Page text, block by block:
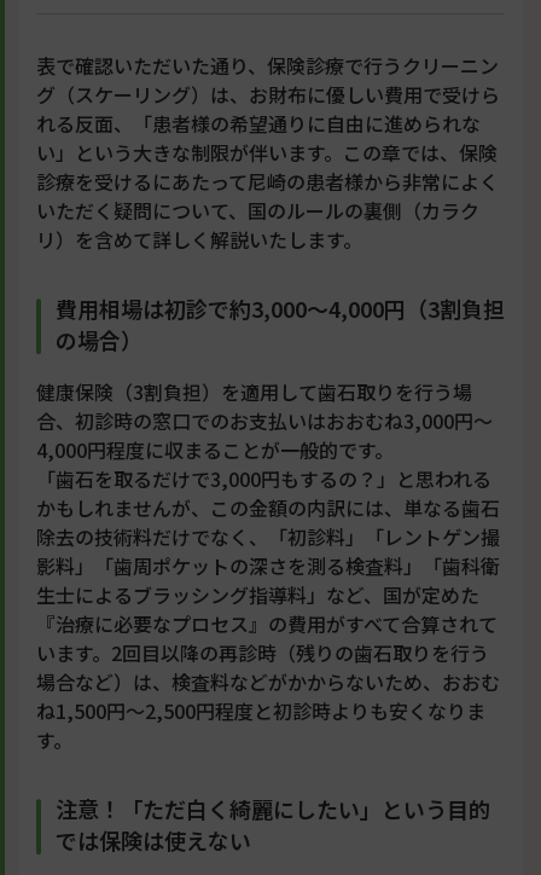
表で確認いただいた通り、保険診療で行うクリーニン
グ（スケーリング）は、お財布に優しい費用で受けら
れる反面、「患者様の希望通りに自由に進められな
い」という大きな制限が伴います。この章では、保険
診療を受けるにあたって尼崎の患者様から非常によく
いただく疑問について、国のルールの裏側（カラク
リ）を含めて詳しく解説いたします。
費用相場は初診で約3,000〜4,000円（3割負担
の場合）
健康保険（3割負担）を適用して歯石取りを行う場
合、初診時の窓口でのお支払いはおおむね3,000円〜
4,000円程度に収まることが一般的です。
「歯石を取るだけで3,000円もするの？」と思われる
かもしれませんが、この金額の内訳には、単なる歯石
除去の技術料だけでなく、「初診料」「レントゲン撮
影料」「歯周ポケットの深さを測る検査料」「歯科衛
生士によるブラッシング指導料」など、国が定めた
『治療に必要なプロセス』の費用がすべて合算されて
います。2回目以降の再診時（残りの歯石取りを行う
場合など）は、検査料などがかからないため、おおむ
ね1,500円〜2,500円程度と初診時よりも安くなりま
す。
注意！「ただ白く綺麗にしたい」という目的
では保険は使えない